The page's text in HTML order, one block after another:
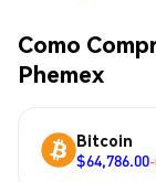
Como
Phemex
Bitcoin
$64,786.00-